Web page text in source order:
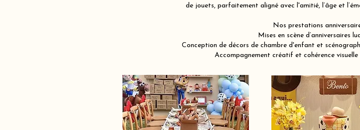
de jouets, parfaitement aligné avec l'amitié, l’âge et
Nos prestations
Mises en scène d’anniversaires
Conception de décors de chambre d'enfant et
Accompagnement créatif et cohérence